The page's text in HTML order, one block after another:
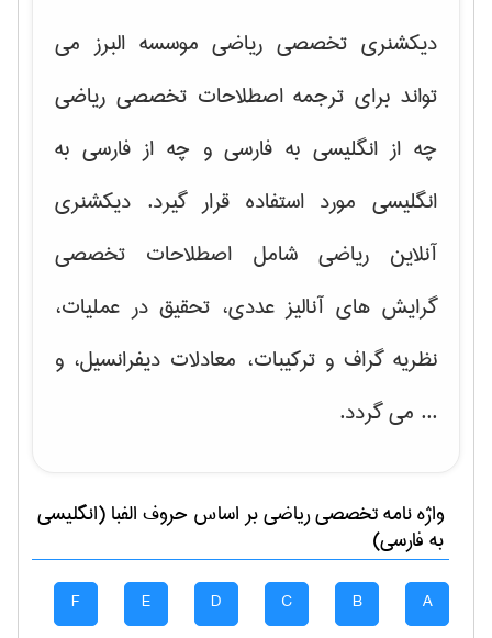
دیکشنری تخصصی ریاضی موسسه البرز می
تواند برای ترجمه اصطلاحات تخصصی ریاضی
چه از انگلیسی به فارسی و چه از فارسی به
انگلیسی مورد استفاده قرار گیرد. دیکشنری
آنلاین ریاضی شامل اصطلاحات تخصصی
گرایش های آنالیز عددی، تحقیق در عملیات،
نظریه گراف و تركیبات، معادلات دیفرانسیل، و
... می گردد.
واژه نامه تخصصیرياضیبر اساس حروف الفبا (انگلیسی
به فارسی)
A
B
C
D
E
F